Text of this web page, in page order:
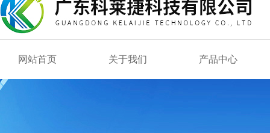
网站首页 关于我们 产品中心